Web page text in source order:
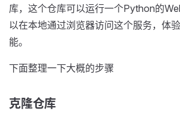
库，这个仓库可以运行一个Python的
以在本地通过浏览器访问这个服务，体
能。
下面整理一下大概的步骤
克隆仓库